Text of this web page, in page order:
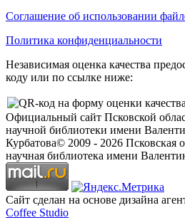
Соглашение об использовании
Политика конфиденциальности
Независимая оценка качества
коду или по ссылке ниже:
Официальный сайт Псковской
научной библиотеки имени
Курбатова© 2009 - 2026 Псковская
научная библиотека имени
Сайт сделан на основе дизайна
Coffee Studio